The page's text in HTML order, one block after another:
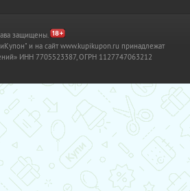
защищены.
и на сайт www.kupikupon.ru принадлежат
ИНН 7705523387, ОГРН 1127747063212